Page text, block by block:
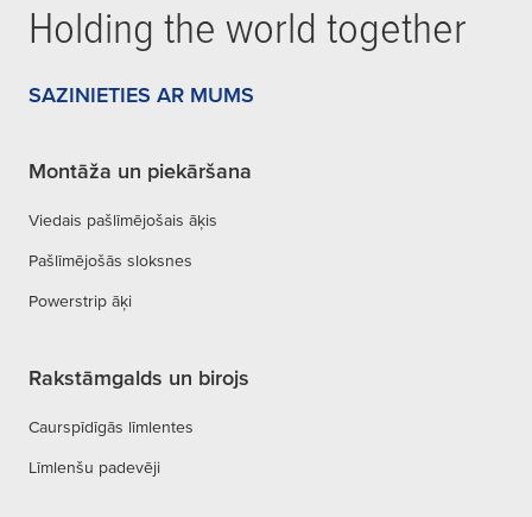
Holding the world together
SAZINIETIES AR MUMS
Montāža un piekāršana
Viedais pašlīmējošais āķis
Pašlīmējošās sloksnes
Powerstrip āķi
Rakstāmgalds un birojs
Caurspīdīgās līmlentes
Līmlenšu padevēji